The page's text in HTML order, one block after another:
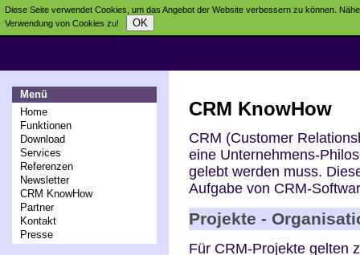
Menü
Home
Funktionen
Download
Services
Referenzen
Newsletter
CRM KnowHow
Partner
Kontakt
Presse
CRM KnowHow
CRM (Customer
eine Unternehmens-
gelebt werden muss.
Aufgabe von CRM-
Projekte -
Für CRM-Projekte gelten
Diese Seite verwendet Cookies, um das Angebot der Website verbessern zu können.
Verwendung von Cookies zu!
OK